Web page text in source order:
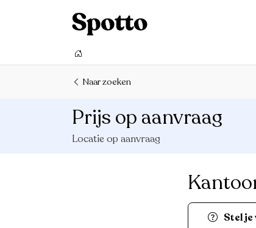
Naar zoeken
Prijs op aanvraag
Locatie op aanvraag
Stel je